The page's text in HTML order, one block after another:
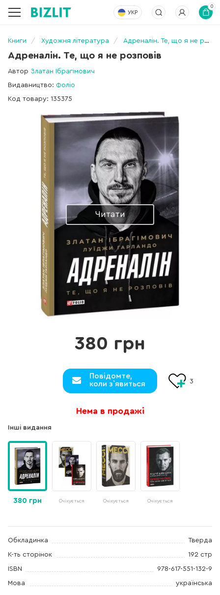
УКР
0
Книги Художня література Адреналін. Те, що я не розповів
Адреналін. Те, що я не розповів
Автор Златан Ібрагімович
Видавництво: Фоліо
Код товару: 135375
Читати
Інші видання
380 грн Очікується Очікується Очікується
380 грн
Повідомте,
коли з`явиться
3
Нема в продажі
Обкладинка Тверда
К-ть сторінок 192 стр
ISBN 978-617-551-132-9
Мова українська